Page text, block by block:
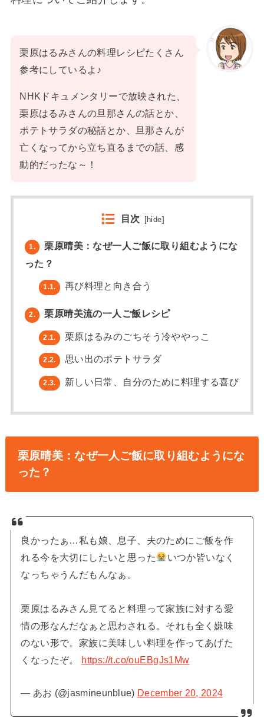
栗原はるみさんの料理レシピたくさん
参考にしているよ♪
NHKドキュメンタリーで放映された、
栗原はるみさんの旦那さんの話とか、
ポテトサラダの秘話とか、旦那さんが
亡くなってから立ち直るまでの話、感
動的だったな～！
目次 [hide]
1.
栗原晴美：なぜ一人ご飯に取り組むようにな
った？
1.1. 再び料理と向き合う
2. 栗原晴美流の一人ご飯レシピ
2.1. 栗原はるみのごちそう冷ややっこ
2.2. 思い出のポテトサラダ
2.3. 新しい日常、自分のために料理する喜び
栗原晴美：なぜ一人ご飯に取り組むようにな
った？
良かったぁ…私も娘、息子、夫のためにご飯を作
れる今を大切にしたいと思った
いつか皆いなく
なっちゃうんだもんなぁ。
栗原はるみさん見てると料理って家族に対する愛
情の形なんだなぁと思わされる。それも全く嫌味
のない形で。家族に美味しい料理を作ってあげた
くなったぞ。 https://t.co/ouEBgJs1Mw
— あお (@jasmineunblue) December 20, 2024